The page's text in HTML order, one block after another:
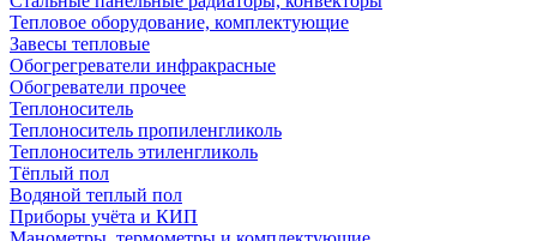
Тепловое оборудование, комплектующие
Завесы тепловые
Обогрегреватели инфракрасные
Обогреватели прочее
Теплоноситель
Теплоноситель пропиленгликоль
Теплоноситель этиленгликоль
Тёплый пол
Водяной теплый пол
Приборы учёта и КИП